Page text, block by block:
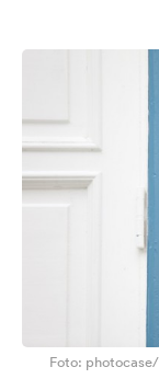
Foto: